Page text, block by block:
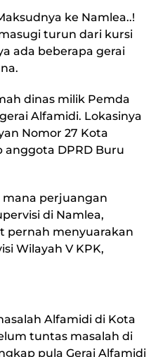
ke Namlea..!
turun dari kursi
ada beberapa gerai
dinas milik Pemda
Alfamidi. Lokasinya
Nomor 27 Kota
anggota DPRD Buru
mana perjuangan
di Namlea,
pernah menyuarakan
Wilayah V KPK,
Alfamidi di Kota
tuntas masalah di
pula Gerai Alfamidi